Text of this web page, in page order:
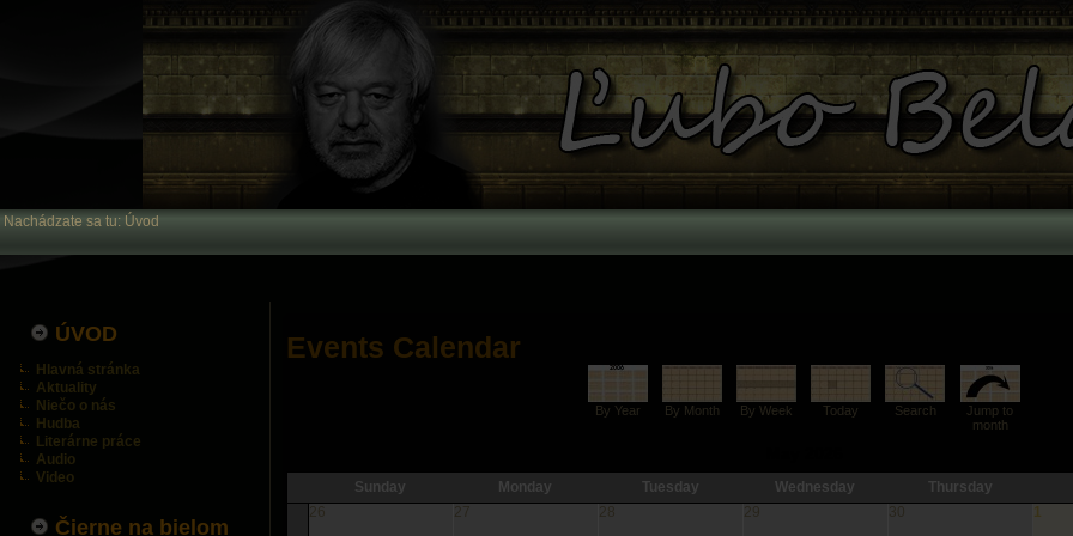
Nachádzate sa tu: Úvod
ÚVOD
Hlavná stránka
Aktuality
Niečo o nás
Hudba
Literárne práce
Audio
Video
Čierne na bielom
Events Calendar
By Year By Month By Week Today Search
Jump to
month
Sunday Monday Tuesday Wednesday Thursday
26 27 28 29 30 1